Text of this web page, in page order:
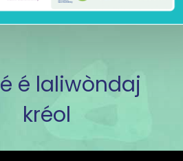
é laliwòndaj
kréol